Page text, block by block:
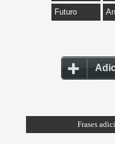
Futuro
Frases